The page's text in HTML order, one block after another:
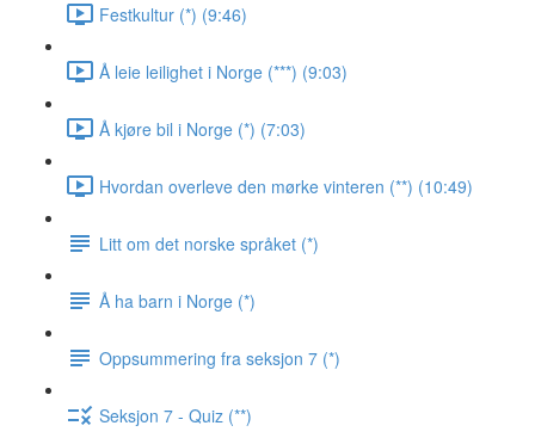
Festkultur (*) (9:46)
Å leie leilighet i Norge (***) (9:03)
Å kjøre bil i Norge (*) (7:03)
Hvordan overleve den mørke vinteren (**) (10:49)
Litt om det norske språket (*)
Å ha barn i Norge (*)
Oppsummering fra seksjon 7 (*)
Seksjon 7 - Quiz (**)